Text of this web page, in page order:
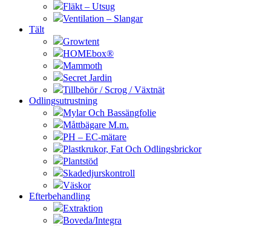
Fläkt – Utsug
Ventilation – Slangar
Tält
Growtent
HOMEbox®
Mammoth
Secret Jardin
Tillbehör / Scrog / Växtnät
Odlingsutrustning
Mylar Och Bassängfolie
Måttbägare M.m.
PH – EC-mätare
Plastkrukor, Fat Och Odlingsbrickor
Plantstöd
Skadedjurskontroll
Väskor
Efterbehandling
Extraktion
Boveda/Integra